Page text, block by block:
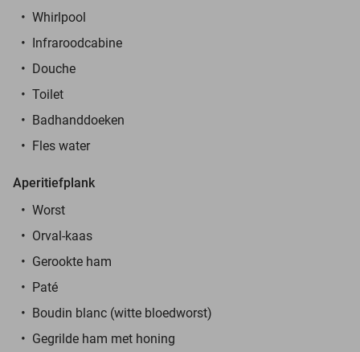
Whirlpool
Infraroodcabine
Douche
Toilet
Badhanddoeken
Fles water
Aperitiefplank
Worst
Orval-kaas
Gerookte ham
Paté
Boudin blanc (witte bloedworst)
Gegrilde ham met honing